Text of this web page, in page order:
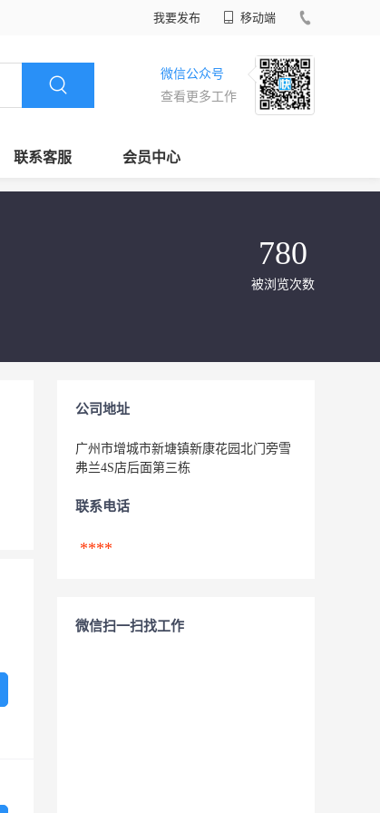
我要发布 移动端
微信公众号
查看更多工作
联系客服 会员中心
780
被浏览次数
公司地址
广州市增城市新塘镇新康花园北门旁雪
弗兰4S店后面第三栋
联系电话
****
微信扫一扫找工作